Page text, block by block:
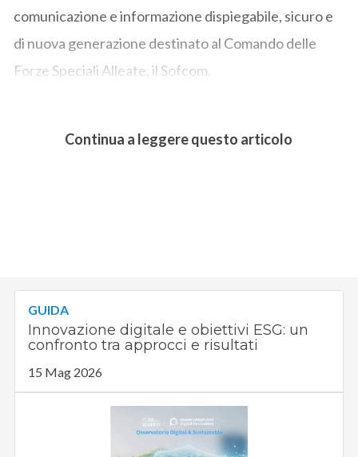
comunicazione e informazione dispiegabile, sicuro e
di nuova generazione destinato al Comando delle
Forze Speciali Alleate, il Sofcom.
Continua a leggere questo articolo
GUIDA
Innovazione digitale e obiettivi ESG: un
confronto tra approcci e risultati
15 Mag 2026